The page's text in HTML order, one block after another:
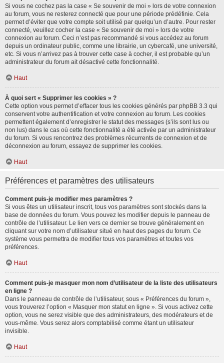
Si vous ne cochez pas la case « Se souvenir de moi » lors de votre connexion
au forum, vous ne resterez connecté que pour une période prédéfinie. Cela
permet d’éviter que votre compte soit utilisé par quelqu’un d’autre. Pour rester
connecté, veuillez cocher la case « Se souvenir de moi » lors de votre
connexion au forum. Ceci n’est pas recommandé si vous accédez au forum
depuis un ordinateur public, comme une librairie, un cybercafé, une université,
etc. Si vous n’arrivez pas à trouver cette case à cocher, il est probable qu’un
administrateur du forum ait désactivé cette fonctionnalité.
Haut
À quoi sert « Supprimer les cookies » ?
Cette option vous permet d’effacer tous les cookies générés par phpBB 3.3 qui
conservent votre authentification et votre connexion au forum. Les cookies
permettent également d’enregistrer le statut des messages (s’ils sont lus ou
non lus) dans le cas où cette fonctionnalité a été activée par un administrateur
du forum. Si vous rencontrez des problèmes récurrents de connexion et de
déconnexion au forum, essayez de supprimer les cookies.
Haut
Préférences et paramètres des utilisateurs
Comment puis-je modifier mes paramètres ?
Si vous êtes un utilisateur inscrit, tous vos paramètres sont stockés dans la
base de données du forum. Vous pouvez les modifier depuis le panneau de
contrôle de l’utilisateur. Le lien vers ce dernier se trouve généralement en
cliquant sur votre nom d’utilisateur situé en haut des pages du forum. Ce
système vous permettra de modifier tous vos paramètres et toutes vos
préférences.
Haut
Comment puis-je masquer mon nom d’utilisateur de la liste des utilisateurs
en ligne ?
Dans le panneau de contrôle de l’utilisateur, sous « Préférences du forum »,
vous trouverez l’option « Masquer mon statut en ligne ». Si vous activez cette
option, vous ne serez visible que des administrateurs, des modérateurs et de
vous-même. Vous serez alors comptabilisé comme étant un utilisateur
invisible.
Haut